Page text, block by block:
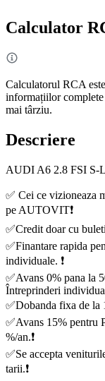
Calculator
Calculatorul RCA
informațiilor
mai târziu.
Descriere
AUDI A6 2.8 FSI
✅ Cei ce vizioneaza
pe AUTOVIT❗️
✅Credit doar cu
✅Finantare rapida
individuale. ❗️
✅Avans 0% pana la
Întreprinderi
✅Dobanda fixa de la
✅Avans 15% pentru
%/an.❗️
✅Se accepta
tarii.❗️